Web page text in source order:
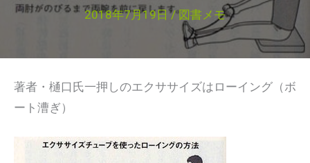
2018年7月19日/図書メモ
著者・樋口氏一押しのエクササイズはローイング（ボ
ート漕ぎ）